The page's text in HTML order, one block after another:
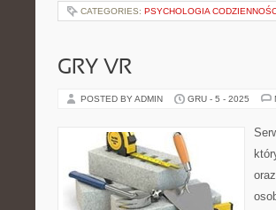
CATEGORIES: PSYCHOLOGIA
GRY VR
POSTED BY ADMIN GRU - 5 - 2025